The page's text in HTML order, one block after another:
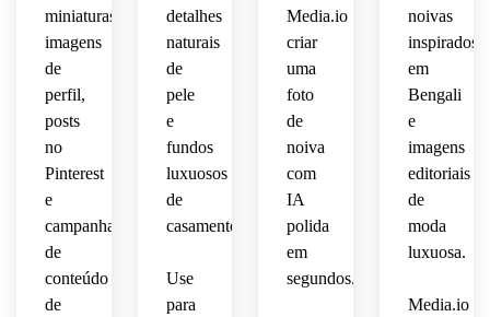
miniaturas,
imagens
de
perfil,
posts
no
Pinterest
e
campanhas
de
conteúdo
de
detalhes
naturais
de
pele
e
fundos
luxuosos
de
casamento.
Use
para
Media.io
criar
uma
foto
de
noiva
com
IA
polida
em
segundos.
noivas
inspirados
em
Bengali
e
imagens
editoriais
de
moda
luxuosa.
Media.io